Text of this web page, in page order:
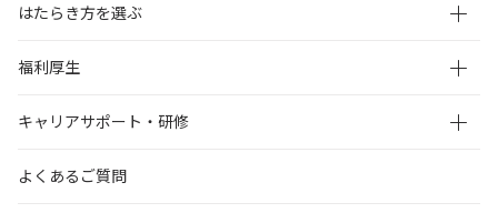
はたらき方を選ぶ
福利厚生
キャリアサポート・研修
よくあるご質問